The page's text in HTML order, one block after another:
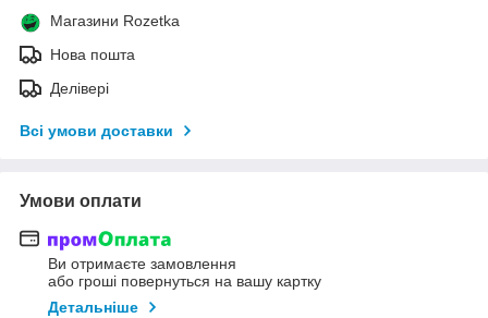
Магазини Rozetka
Нова пошта
Делівері
Всі умови доставки
Умови оплати
Ви отримаєте замовлення
або гроші повернуться на вашу картку
Детальніше